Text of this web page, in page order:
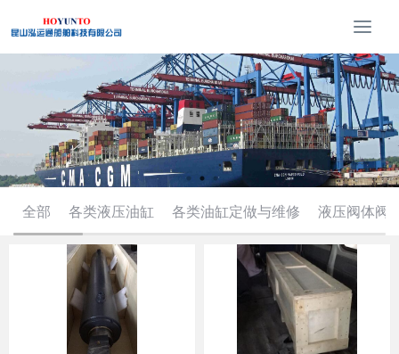
T
o
g
g
l
e
n
a
v
i
g
全部 各类液压油缸 各类油缸定做与维修 液压阀体阀